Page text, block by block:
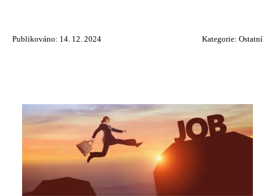
Publikováno: 14. 12. 2024 Kategorie: Ostatní